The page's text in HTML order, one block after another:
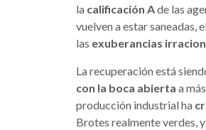
la calificación Ade las
vuelven a estar saneadas,
las exuberancias
La recuperación está
con la boca abierta a
producción industrial ha
Brotes realmente verdes,